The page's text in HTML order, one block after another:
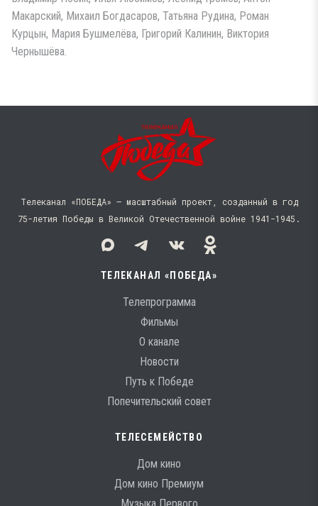
Макарский, Михаил Богдасаров, Татьяна Рудина, Роман
Курцын, Мария Бушмелёва, Григорий Калинин, Виктория
Чернышёва.
Телеканал «ПОБЕДА» — масштабный проект, созданный в год
75-летия Победы в Великой Отечественной войне 1941−1945.
ТЕЛЕКАНАЛ «ПОБЕДА»
Телепрограмма
Фильмы
О канале
Новости
Путь к Победе
Попечительский совет
ТЕЛЕСЕМЕЙСТВО
Дом кино
Дом кино Премиум